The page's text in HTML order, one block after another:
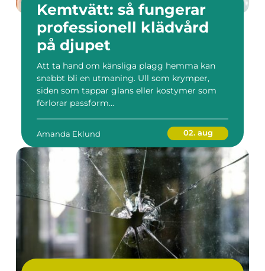
Kemtvätt: så fungerar
professionell klädvård
på djupet
Att ta hand om känsliga plagg hemma kan
snabbt bli en utmaning. Ull som krymper,
siden som tappar glans eller kostymer som
förlorar passform...
Amanda Eklund 02. aug